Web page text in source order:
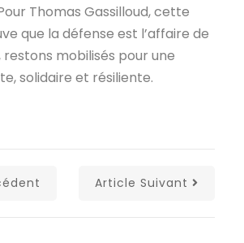
Thomas Gassilloud, cette
que la défense est l’affaire de
restons mobilisés pour une
solidaire et résiliente.
Article Suivant